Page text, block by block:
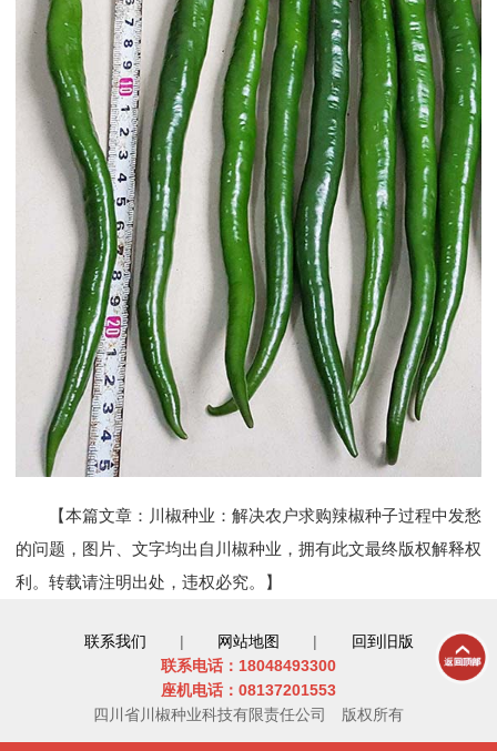
【本篇文章：川椒种业：解决农户求购辣椒种子过程中发愁
的问题，图片、文字均出自川椒种业，拥有此文最终版权解释权
利。转载请注明出处，违权必究。】
联系我们 网站地图
回到旧版
联系电话：18048493300
座机电话：08137201553
四川省川椒种业科技有限责任公司
版权所有